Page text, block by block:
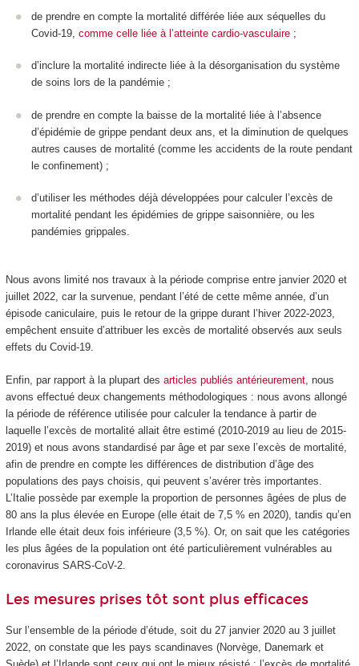
de prendre en compte la mortalité différée liée aux séquelles du
Covid-19, comme celle liée à l’atteinte cardio-vasculaire ;
d’inclure la mortalité indirecte liée à la désorganisation du système
de soins lors de la pandémie ;
de prendre en compte la baisse de la mortalité liée à l’absence
d’épidémie de grippe pendant deux ans, et la diminution de quelques
autres causes de mortalité (comme les accidents de la route pendant
le confinement) ;
d’utiliser les méthodes déjà développées pour calculer l’excès de
mortalité pendant les épidémies de grippe saisonnière, ou les
pandémies grippales.
Nous avons limité nos travaux à la période comprise entre janvier 2020 et
juillet 2022, car la survenue, pendant l’été de cette même année, d’un
épisode caniculaire, puis le retour de la grippe durant l’hiver 2022-2023,
empêchent ensuite d’attribuer les excès de mortalité observés aux seuls
effets du Covid-19.
Enfin, par rapport à la plupart des articles publiés antérieurement, nous
avons effectué deux changements méthodologiques : nous avons allongé
la période de référence utilisée pour calculer la tendance à partir de
laquelle l’excès de mortalité allait être estimé (2010-2019 au lieu de 2015-
2019) et nous avons standardisé par âge et par sexe l’excès de mortalité,
afin de prendre en compte les différences de distribution d’âge des
populations des pays choisis, qui peuvent s’avérer très importantes.
L’Italie possède par exemple la proportion de personnes âgées de plus de
80 ans la plus élevée en Europe (elle était de 7,5 % en 2020), tandis qu’en
Irlande elle était deux fois inférieure (3,5 %). Or, on sait que les catégories
les plus âgées de la population ont été particulièrement vulnérables au
coronavirus SARS-CoV-2.
Les mesures prises tôt sont plus efficaces
Sur l’ensemble de la période d’étude, soit du 27 janvier 2020 au 3 juillet
2022, on constate que les pays scandinaves (Norvège, Danemark et